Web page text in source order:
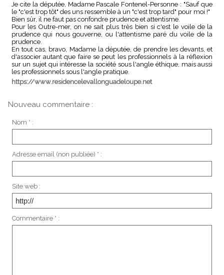
Je cite la députée, Madame Pascale Fontenel-Personne : "Sauf que
le "c'est trop tôt" des uns ressemble à un "c'est trop tard" pour moi !"
Bien sûr, il ne faut pas confondre prudence et attentisme.
Pour les Outre-mer, on ne sait plus très bien si c'est le voile de la
prudence qui nous gouverne, ou l'attentisme paré du voile de la
prudence.
En tout cas, bravo, Madame la députée, de prendre les devants, et
d'associer autant que faire se peut les professionnels à la réflexion
sur un sujet qui intéresse la société sous l'angle éthique, mais aussi
les professionnels sous l'angle pratique.
https://www.residencelevallonguadeloupe.net
Nouveau commentaire :
Nom * :
Adresse email (non publiée) * :
Site web :
Commentaire * :